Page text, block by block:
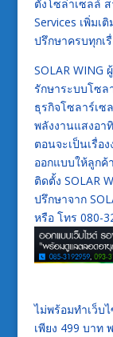
ตั้งโซล่าเซลล์
Services เพิ่มเ
ปรึกษาครบทุกเ
SOLAR WING
รักษาระบบโซล
ธุรกิจโซลาร์เซ
พลังงานแสงอา
ตอนจะเป็นเรื่อ
ออกแบบให้ลูกค้
ติดตั้ง SOLAR
ปรึกษาจาก
หรือ โทร 080-
ไม่พร้อมทำเว็บ
เพียง 499 บาท